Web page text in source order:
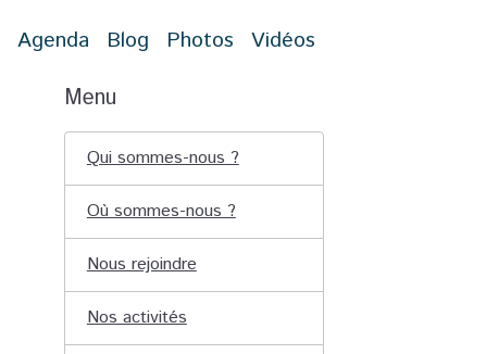
Agenda Blog Photos Vidéos
Menu
Qui sommes-nous ?
Où sommes-nous ?
Nous rejoindre
Nos activités